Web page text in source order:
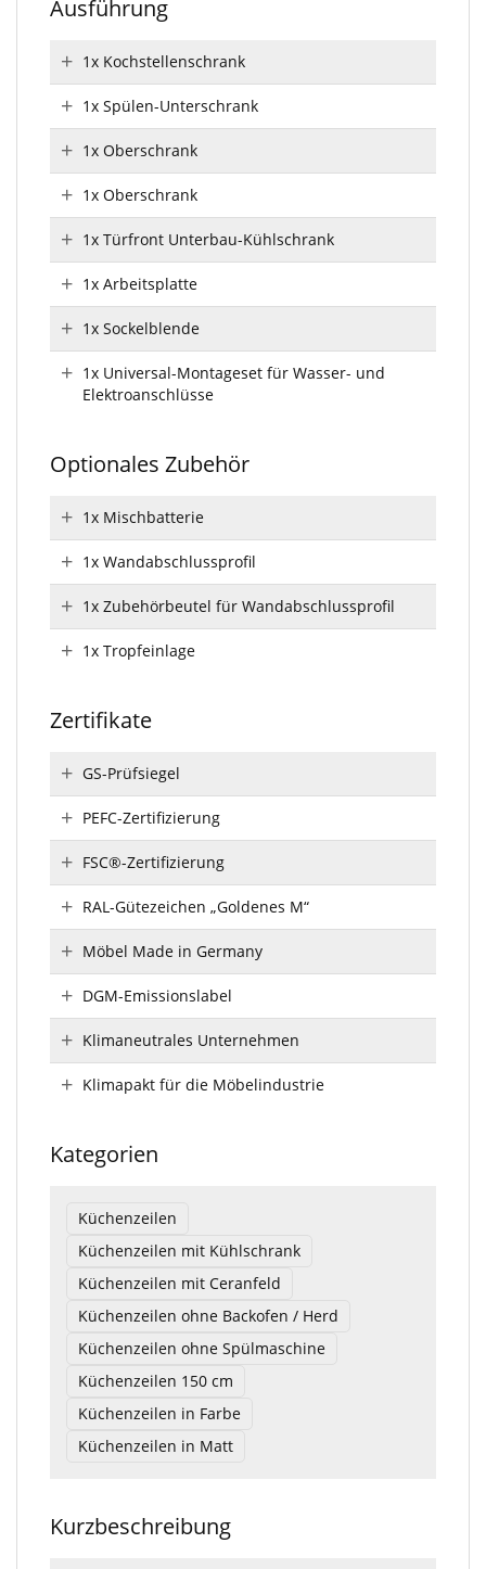
Ausführung
1x Kochstellenschrank
1x Spülen-Unterschrank
1x Oberschrank
1x Oberschrank
1x Türfront Unterbau-Kühlschrank
1x Arbeitsplatte
1x Sockelblende
1x Universal-Montageset für Wasser- und
Elektroanschlüsse
Optionales Zubehör
1x Mischbatterie
1x Wandabschlussprofil
1x Zubehörbeutel für Wandabschlussprofil
1x Tropfeinlage
Zertifikate
GS-Prüfsiegel
PEFC-Zertifizierung
FSC®-Zertifizierung
RAL-Gütezeichen „Goldenes M“
Möbel Made in Germany
DGM-Emissionslabel
Klimaneutrales Unternehmen
Klimapakt für die Möbelindustrie
Kategorien
Küchenzeilen
Küchenzeilen mit Kühlschrank
Küchenzeilen mit Ceranfeld
Küchenzeilen ohne Backofen / Herd
Küchenzeilen ohne Spülmaschine
Küchenzeilen 150 cm
Küchenzeilen in Farbe
Küchenzeilen in Matt
Kurzbeschreibung